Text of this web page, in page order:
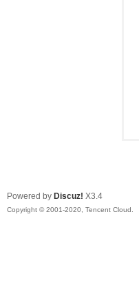
Powered by Discuz! X3.4
Copyright © 2001-2020, Tencent Cloud.